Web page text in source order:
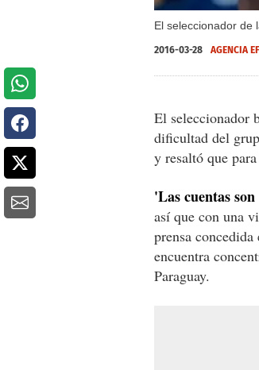
El seleccionador de
2016-03-28 AGENCIA
El seleccionador
dificultad del
y resaltó que
'Las cuentas
así que con una
prensa
encuentra
Paraguay.